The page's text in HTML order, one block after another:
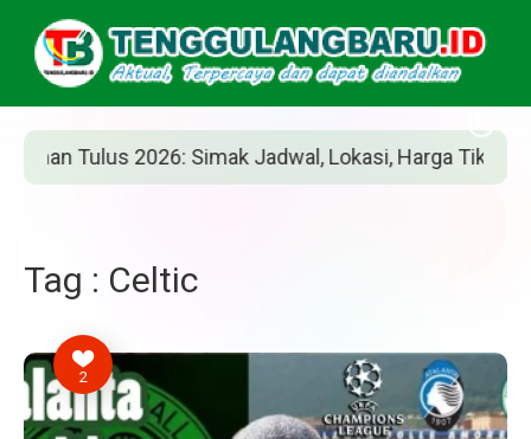
Tulus 2026: Simak Jadwal, Lokasi, Harga Tiket, dan
Tag : Celtic
2